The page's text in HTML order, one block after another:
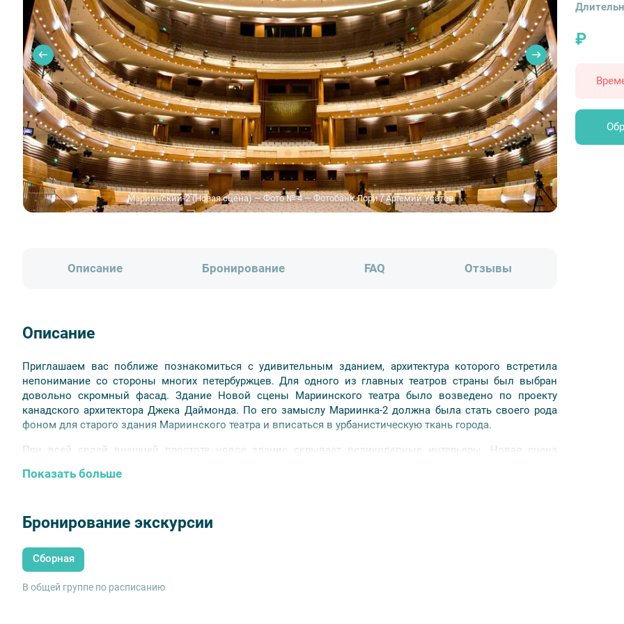
Мариинский-2 (Новая сцена) — Фото № 4 — Фотобанк Лори / Артемий Усатов
₽
Описание Бронирование FAQ Отзывы
Описание
Приглашаем вас поближе познакомиться с удивительным зданием, архитектура которого встретила
непонимание со стороны многих петербуржцев. Для одного из главных театров страны был выбран
довольно скромный фасад. Здание Новой сцены Мариинского театра было возведено по проекту
канадского архитектора Джека Даймонда. По его замыслу Мариинка-2 должна была стать своего рода
фоном для старого здания Мариинского театра и вписаться в урбанистическую ткань города.
При всей своей внешней простоте новое здание скрывает великолепные интерьеры. Новая сцена
зрительный зал изогнут наподобие подковы и при своих больших размерах оставляет ощущение
В Мариинке-2 несколько сцен: это репетиционная, главная и арьерсцены. Также здесь расположены
репетиционные залы для балета, оперы, хора и оркестра. Концерты и лекции проводятся в камерных
залах; их всего четыре и они носят имена композиторов.
Некоторые постановки были перенесены с исторической сцены на новую площадку, другие идут на
обеих сценах. Благодаря великолепной технической оснащённости Мариинки-2 здесь можно
Показать больше
Бронирование экскурсии
Сборная
В общей группе по расписанию